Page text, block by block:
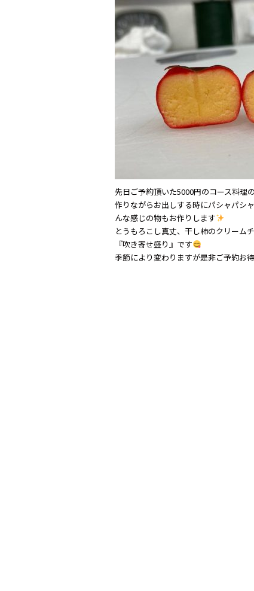
先日ご予約頂いた5000円のコース料理
作りながらお出しする時にパシャパシ
んな感じの物もお作りします
とうもろこし真丈、干し柿のクリーム
『吹き寄せ盛り』です
季節により変わりますが是非ご予約お